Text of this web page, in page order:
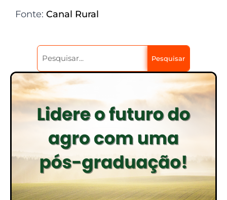
Fonte: Canal Rural
Pesquisar